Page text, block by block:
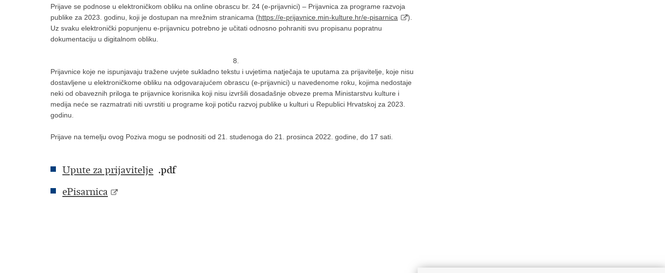
Prijave se podnose u elektroničkom obliku na online obrascu br. 24 (e-prijavnici) – Prijavnica za programe razvoja
publike za 2023. godinu, koji je dostupan na mrežnim stranicama (https://e-prijavnice.min-kulture.hr/e-pisarnica
).
Uz svaku elektronički popunjenu e-prijavnicu potrebno je učitati odnosno pohraniti svu propisanu popratnu
dokumentaciju u digitalnom obliku.
8.
Prijavnice koje ne ispunjavaju tražene uvjete sukladno tekstu i uvjetima natječaja te uputama za prijavitelje, koje nisu
dostavljene u elektroničkome obliku na odgovarajućem obrascu (e-prijavnici) u navedenome roku, kojima nedostaje
neki od obaveznih priloga te prijavnice korisnika koji nisu izvršili dosadašnje obveze prema Ministarstvu kulture i
medija neće se razmatrati niti uvrstiti u programe koji potiču razvoj publike u kulturi u Republici Hrvatskoj za 2023.
godinu.
Prijave na temelju ovog Poziva mogu se podnositi od 21. studenoga do 21. prosinca 2022. godine, do 17 sati.
Upute za prijavitelje .pdf
ePisarnica